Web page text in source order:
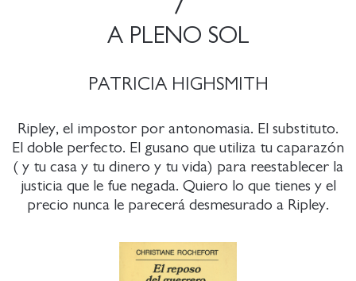
7
A PLENO SOL
PATRICIA HIGHSMITH
Ripley, el impostor por antonomasia. El substituto.
El doble perfecto. El gusano que utiliza tu caparazón
( y tu casa y tu dinero y tu vida) para reestablecer la
justicia que le fue negada. Quiero lo que tienes y el
precio nunca le parecerá desmesurado a Ripley.